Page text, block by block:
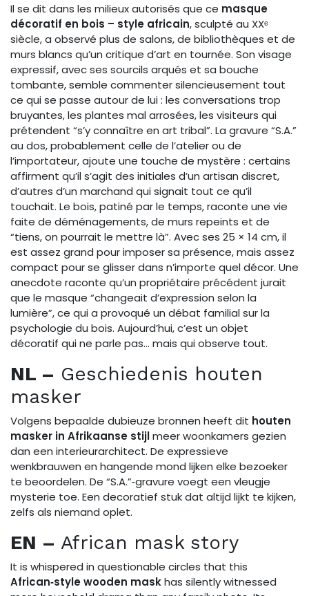
Il se dit dans les milieux autorisés que ce masque
décoratif en bois – style africain, sculpté au XXᵉ
siècle, a observé plus de salons, de bibliothèques et de
murs blancs qu’un critique d’art en tournée. Son visage
expressif, avec ses sourcils arqués et sa bouche
tombante, semble commenter silencieusement tout
ce qui se passe autour de lui : les conversations trop
bruyantes, les plantes mal arrosées, les visiteurs qui
prétendent “s’y connaître en art tribal”. La gravure “S.A.”
au dos, probablement celle de l’atelier ou de
l’importateur, ajoute une touche de mystère : certains
affirment qu’il s’agit des initiales d’un artisan discret,
d’autres d’un marchand qui signait tout ce qu’il
touchait. Le bois, patiné par le temps, raconte une vie
faite de déménagements, de murs repeints et de
“tiens, on pourrait le mettre là”. Avec ses 25 × 14 cm, il
est assez grand pour imposer sa présence, mais assez
compact pour se glisser dans n’importe quel décor. Une
anecdote raconte qu’un propriétaire précédent jurait
que le masque “changeait d’expression selon la
lumière”, ce qui a provoqué un débat familial sur la
psychologie du bois. Aujourd’hui, c’est un objet
décoratif qui ne parle pas… mais qui observe tout.
NL – Geschiedenis houten
masker
Volgens bepaalde dubieuze bronnen heeft dit houten
masker in Afrikaanse stijlmeer woonkamers gezien
dan een interieurarchitect. De expressieve
wenkbrauwen en hangende mond lijken elke bezoeker
te beoordelen. De “S.A.”‑gravure voegt een vleugje
mysterie toe. Een decoratief stuk dat altijd lijkt te kijken,
zelfs als niemand oplet.
EN – African mask story
It is whispered in questionable circles that this
African‑style wooden maskhas silently witnessed